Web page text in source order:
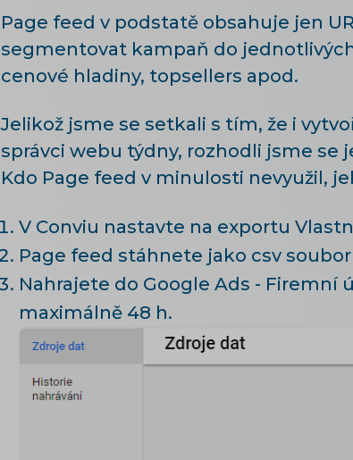
Page feed v podstatě obsahuje jen
segmentovat kampaň do
cenové hladiny, topsellers apod.
Jelikož jsme se setkali s tím, že i
správci webu týdny, rozhodli jsme se
Kdo Page feed v minulosti nevyužil,
V Conviu nastavte na exportu
Page feed stáhnete jako csv soubor
Nahrajete do Google Ads - Firemní
maximálně 48 h.